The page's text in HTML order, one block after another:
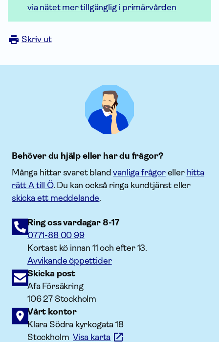
via nätet mer tillgänglig i primärvården
Skriv ut
Behöver du hjälp eller har du frågor?
Många hittar svaret blandvanliga frågoreller hitta
rätt A till Ö. Du kan också ringa kundtjänst eller
skicka ett meddelande.
Ring oss vardagar 8-17
0771-88 00 99
Kortast kö innan 11 och efter 13.
Avvikande öppettider
Skicka post
Afa Försäkring
106 27 Stockholm
Vårt kontor
Klara Södra kyrkogata 18
StockholmVisa karta